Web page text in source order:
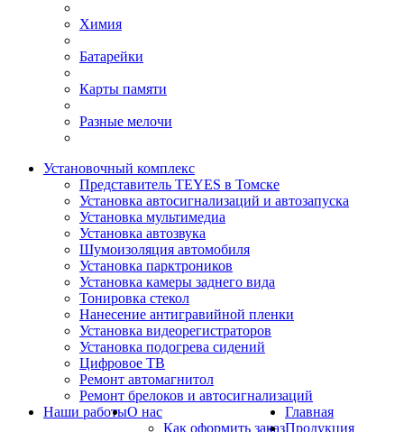
Химия
Батарейки
Карты памяти
Разные мелочи
Установочный комплекс
Представитель TEYES в Томске
Установка автосигнализаций и автозапуска
Установка мультимедиа
Установка автозвука
Шумоизоляция автомобиля
Установка парктроников
Установка камеры заднего вида
Тонировка стекол
Нанесение антигравийной пленки
Установка видеорегистраторов
Установка подогрева сидений
Цифровое ТВ
Ремонт автомагнитол
Ремонт брелоков и автосигнализаций
Наши работыО нас
Как оформить заказ
Главная
Продукция